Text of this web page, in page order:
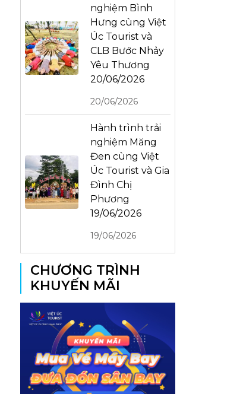
nghiệm Bình
Hưng cùng Việt
Úc Tourist và
CLB Bước Nhảy
Yêu Thương
20/06/2026
20/06/2026
Hành trình trải
nghiệm Măng
Đen cùng Việt
Úc Tourist và Gia
Đình Chị
Phương
19/06/2026
19/06/2026
CHƯƠNG TRÌNH
KHUYẾN MÃI